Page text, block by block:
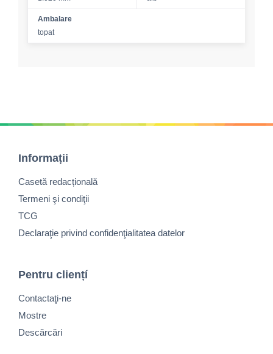
Ambalare
topat
Informații
Casetă redacțională
Termeni şi condiţii
TCG
Declaraţie privind confidenţialitatea datelor
Pentru cliențí
Contactaţi-ne
Mostre
Descărcări